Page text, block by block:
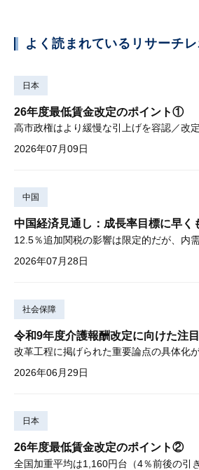
よく読まれているリサーチレ
日本
26年度最低賃金改定のポイント①
2026年07月09日
中国
中国経済見通し：成長率目標に早く
12.5％追加関税の影響は限定的だが、内
2026年07月28日
社会保障
令和9年度介護報酬改定に向けた注
改革工程に掲げられた重要論点の具体化
2026年06月29日
日本
26年度最低賃金改定のポイント②
全国加重平均は1,160円台（4％前後の引